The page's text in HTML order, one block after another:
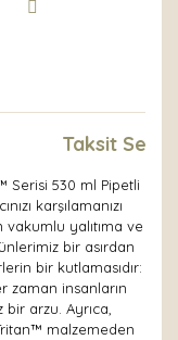
Taksit
Serisi 530 ml Pipetli
karşılamanızı
yalıtıma ve
bir asırdan
bir kutlamasıdır:
zaman insanların
arzu. Ayrıca,
malzemeden